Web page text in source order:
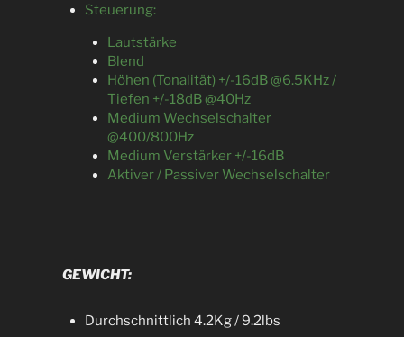
Steuerung:
Lautstärke
Blend
Höhen (Tonalität) +/-16dB @6.5KHz /
Tiefen +/-18dB @40Hz
Medium Wechselschalter
@400/800Hz
Medium Verstärker +/-16dB
Aktiver / Passiver Wechselschalter
GEWICHT:
Durchschnittlich 4.2Kg / 9.2lbs